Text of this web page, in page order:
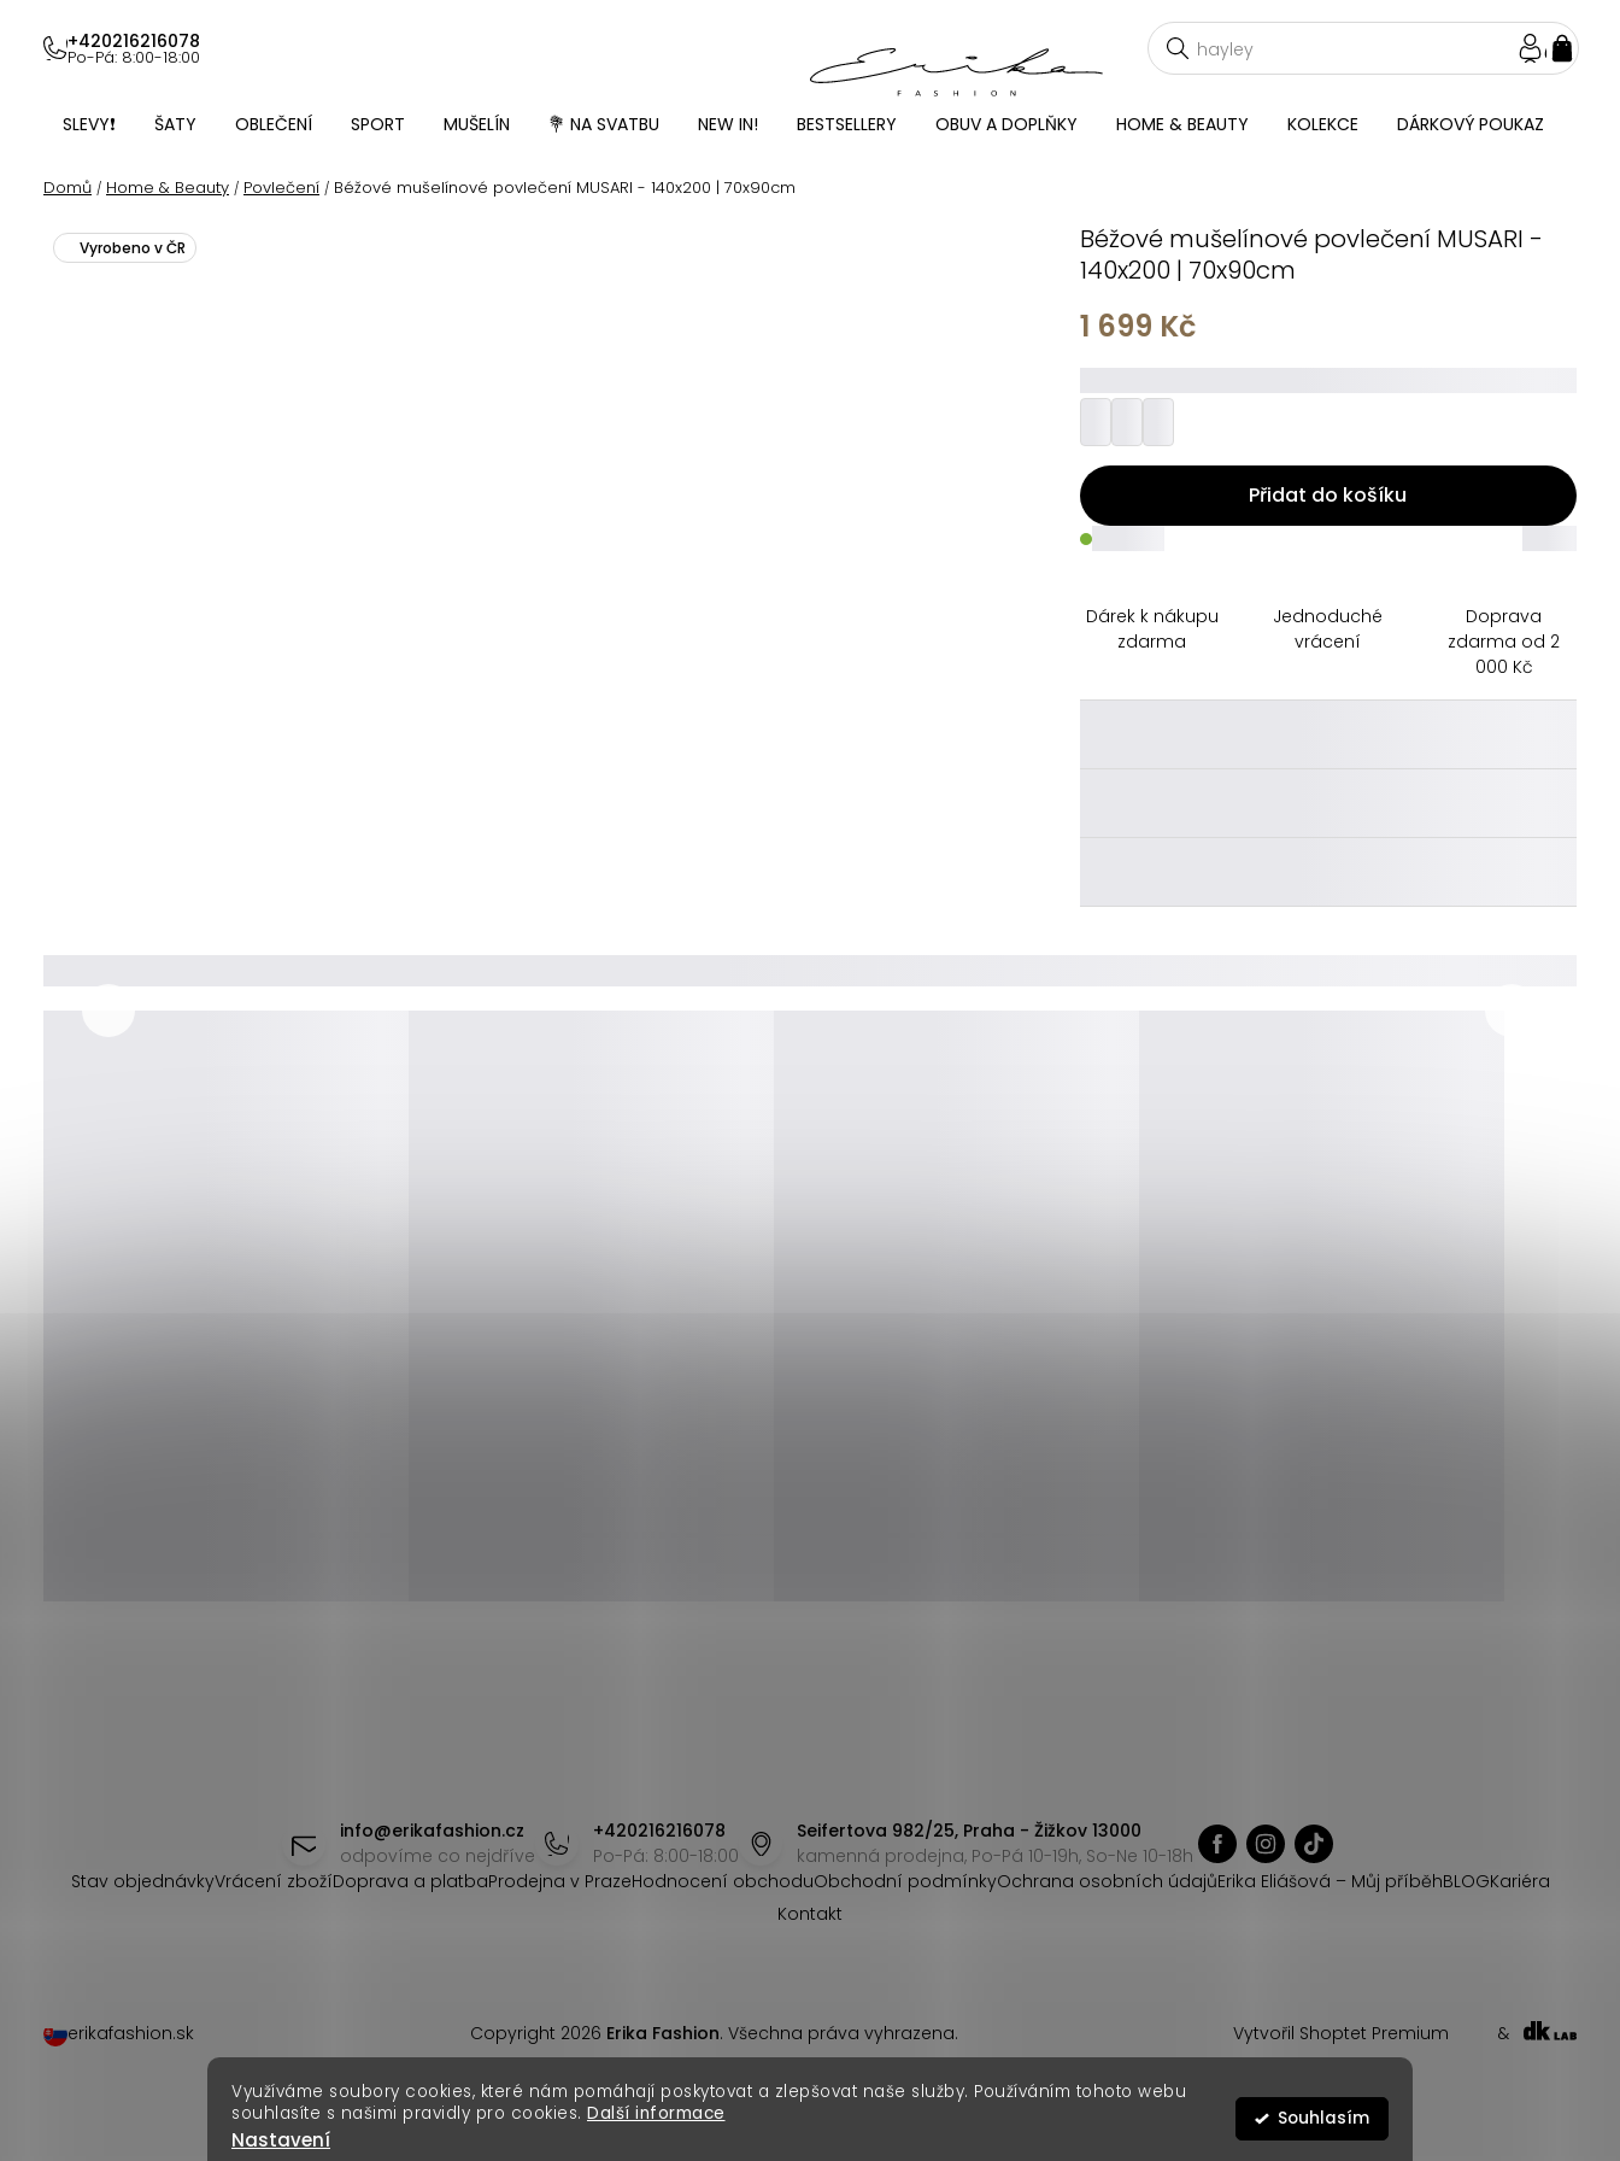
Využíváme soubory cookies, které nám pomáhají poskytovat a zlepšovat naše služby. Používáním tohoto webu
souhlasíte s našimi pravidly pro cookies. Další informace
Nastavení
Souhlasím
obsah
+420216216078
Po-Pá: 8:00-18:00
SLEVY❗ ŠATY OBLEČENÍ SPORT MUŠELÍN 💐 NA SVATBU NEW IN! BESTSELLERY OBUV A DOPLŇKY HOME & BEAUTY KOLEKCE DÁRKOVÝ POUKAZ
Domů / Home & Beauty / Povlečení / Béžové mušelínové povlečení MUSARI - 140x200 | 70x90cm
Béžové mušelínové povlečení MUSARI -
140x200 | 70x90cm
Vyrobeno v ČR
1 699 Kč
Přidat do košíku
_____
Dárek k nákupu
zdarma
Jednoduché
vrácení
Doprava
zdarma od 2
000 Kč
info@erikafashion.cz
odpovíme co nejdříve
+420216216078
Po-Pá: 8:00-18:00
Seifertova 982/25, Praha - Žižkov 13000
kamenná prodejna, Po-Pá 10-19h, So-Ne 10-18h
Stav objednávkyVrácení zbožíDoprava a platbaProdejna v PrazeHodnocení obchoduObchodní podmínkyOchrana osobních údajůErika Eliášová – Můj příběhBLOGKariéra
Kontakt
Vytvořil Shoptet Premium &
Copyright 2026 Erika Fashion. Všechna práva vyhrazena.
erikafashion.sk